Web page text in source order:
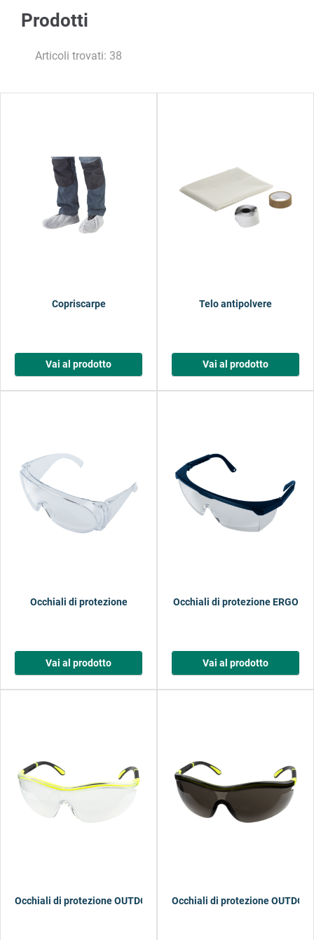
Prodotti
Articoli trovati: 38
Copriscarpe
Vai al prodotto
Telo antipolvere
Vai al prodotto
Occhiali di protezione
Vai al prodotto
Occhiali di protezione ERGO
Vai al prodotto
Occhiali di protezione OUTDOOR, trasparentiOcchiali di protezione